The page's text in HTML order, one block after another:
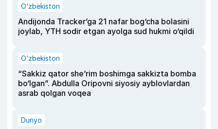
O‘zbekiston
Andijonda Tracker’ga 21 nafar bog‘cha bolasini
joylab, YTH sodir etgan ayolga sud hukmi o‘qildi
O‘zbekiston
“Sakkiz qator she’rim boshimga sakkizta bomba
bo‘lgan”. Abdulla Oripovni siyosiy ayblovlardan
asrab qolgan voqea
Dunyo